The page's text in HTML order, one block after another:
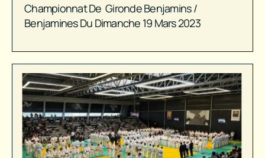
Championnat De Gironde Benjamins /
Benjamines Du Dimanche 19 Mars 2023